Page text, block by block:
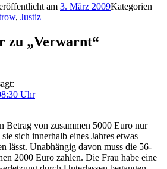
am 3. März 2009Kategorien
, Justiz
zu „Verwarnt“
Uhr
Betrag von zusammen 5000 Euro nur
sich innerhalb eines Jahres etwas
lässt. Unabhängig davon muss die 56-
2000 Euro zahlen. Die Frau habe eine